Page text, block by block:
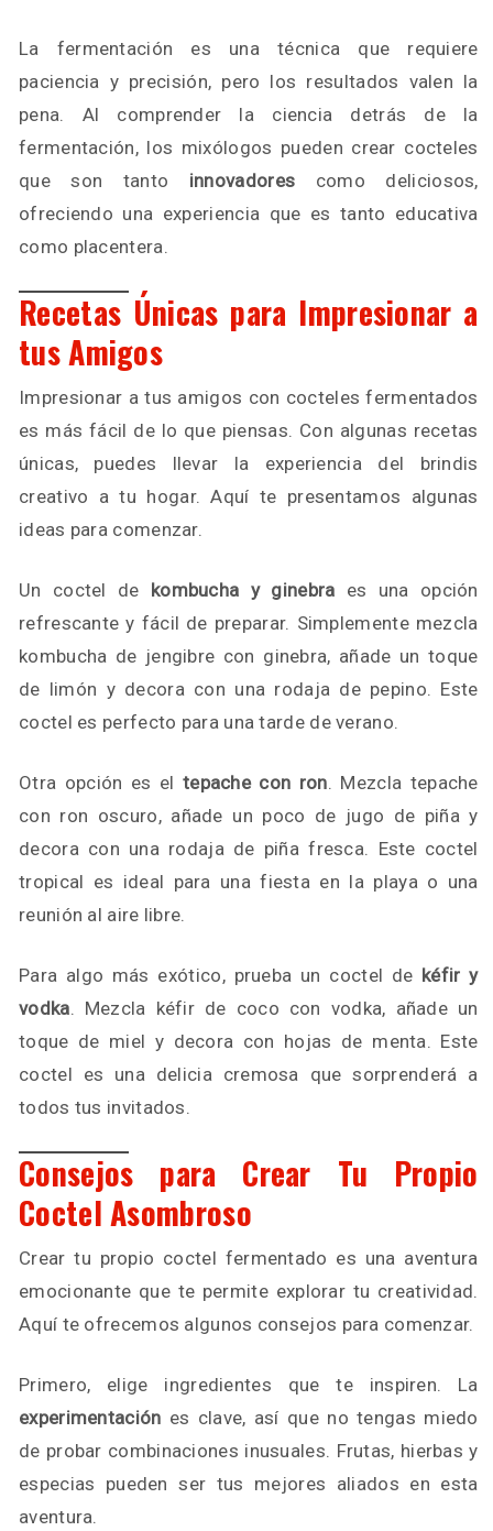
La fermentación es una técnica que requiere
paciencia y precisión, pero los resultados valen la
pena. Al comprender la ciencia detrás de la
fermentación, los mixólogos pueden crear cocteles
que son tanto innovadores como deliciosos,
ofreciendo una experiencia que es tanto educativa
como placentera.
Recetas Únicas para Impresionar a
tus Amigos
Impresionar a tus amigos con cocteles fermentados
es más fácil de lo que piensas. Con algunas recetas
únicas, puedes llevar la experiencia del brindis
creativo a tu hogar. Aquí te presentamos algunas
ideas para comenzar.
Un coctel de kombucha y ginebra es una opción
refrescante y fácil de preparar. Simplemente mezcla
kombucha de jengibre con ginebra, añade un toque
de limón y decora con una rodaja de pepino. Este
coctel es perfecto para una tarde de verano.
Otra opción es el tepache con ron. Mezcla tepache
con ron oscuro, añade un poco de jugo de piña y
decora con una rodaja de piña fresca. Este coctel
tropical es ideal para una fiesta en la playa o una
reunión al aire libre.
Para algo más exótico, prueba un coctel de kéfir y
vodka. Mezcla kéfir de coco con vodka, añade un
toque de miel y decora con hojas de menta. Este
coctel es una delicia cremosa que sorprenderá a
todos tus invitados.
Consejos para Crear Tu Propio
Coctel Asombroso
Crear tu propio coctel fermentado es una aventura
emocionante que te permite explorar tu creatividad.
Aquí te ofrecemos algunos consejos para comenzar.
Primero, elige ingredientes que te inspiren. La
experimentación es clave, así que no tengas miedo
de probar combinaciones inusuales. Frutas, hierbas y
especias pueden ser tus mejores aliados en esta
aventura.